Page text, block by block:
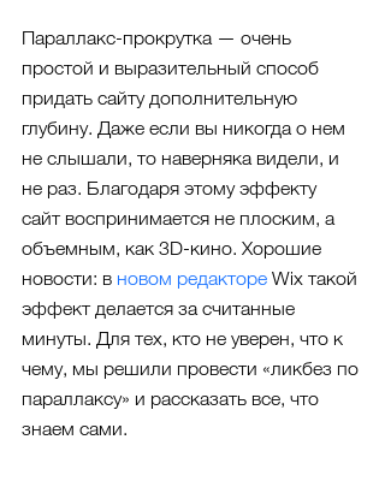
Параллакс-прокрутка — очень
простой и выразительный способ
придать сайту дополнительную
глубину. Даже если вы никогда о нем
не слышали, то наверняка видели, и
не раз. Благодаря этому эффекту
сайт воспринимается не плоским, а
объемным, как 3D-кино. Хорошие
новости: в новом редакторе Wix такой
эффект делается за считанные
минуты. Для тех, кто не уверен, что к
чему, мы решили провести «ликбез по
параллаксу» и рассказать все, что
знаем сами.